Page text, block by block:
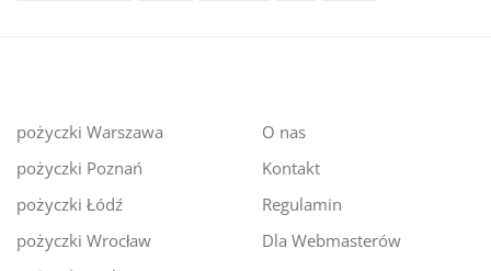
pożyczki Warszawa
pożyczki Poznań
pożyczki Łódź
pożyczki Wrocław
O nas
Kontakt
Regulamin
Dla Webmasterów